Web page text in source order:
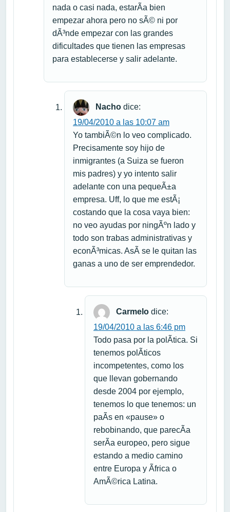
nada o casi nada, estarÃ­a bien
empezar ahora pero no sÃ© ni por
dÃ³nde empezar con las grandes
dificultades que tienen las empresas
para establecerse y salir adelante.
Nacho dice:
19/04/2010 a las 10:07 am
Yo tambiÃ©n lo veo complicado.
Precisamente soy hijo de
inmigrantes (a Suiza se fueron
mis padres) y yo intento salir
adelante con una pequeÃ±a
empresa. Uff, lo que me estÃ¡
costando que la cosa vaya bien:
no veo ayudas por ningÃºn lado y
todo son trabas administrativas y
econÃ³micas. AsÃ­ se le quitan las
ganas a uno de ser emprendedor.
Carmelo dice:
19/04/2010 a las 6:46 pm
Todo pasa por la polÃ­tica. Si
tenemos polÃ­ticos
incompetentes, como los
que llevan gobernando
desde 2004 por ejemplo,
tenemos lo que tenemos: un
paÃ­s en «pause» o
rebobinando, que parecÃ­a
serÃ­a europeo, pero sigue
estando a medio camino
entre Europa y Ãfrica o
AmÃ©rica Latina.